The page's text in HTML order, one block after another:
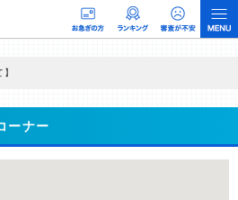
、当編集部の調査／ユーザーへの口コミ収集な
提供を行っています。
ーナー